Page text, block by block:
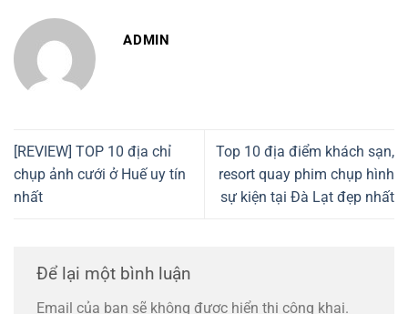
ADMIN
[REVIEW] TOP 10 địa chỉ
chụp ảnh cưới ở Huế uy tín
nhất
Top 10 địa điểm khách sạn,
resort quay phim chụp hình
sự kiện tại Đà Lạt đẹp nhất
Để lại một bình luận
Email của bạn sẽ không được hiển thị công khai.